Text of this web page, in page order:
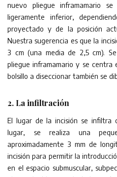
nuevo pliegue inframamario
ligeramente inferior,
proyectado y de la posición
Nuestra sugerencia es que la
3 cm (una media de 2,5 cm).
pliegue inframamario y se centra
bolsillo a diseccionar también se
2. La infiltración
El lugar de la incisión se infiltra
lugar, se realiza una
aproximadamente 3 mm de
incisión para permitir la
en el espacio submuscular,